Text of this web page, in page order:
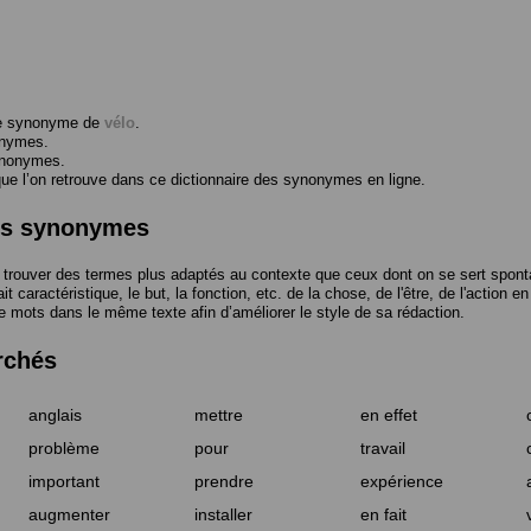
synonyme de vélo
l’on retrouve dans ce dictionnaire des synonymes en ligne.
synonymes
des termes plus adaptés au contexte que ceux dont on se sert
caractéristique, le but, la fonction, etc. de la chose, de l'être, de l'action
mots dans le même texte afin d’améliorer le style de sa rédaction.
anglais mettre en effet
problème
pour travail
important
prendre expérience
augmenter
installer en fait